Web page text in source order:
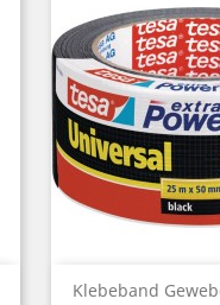
Klebeband